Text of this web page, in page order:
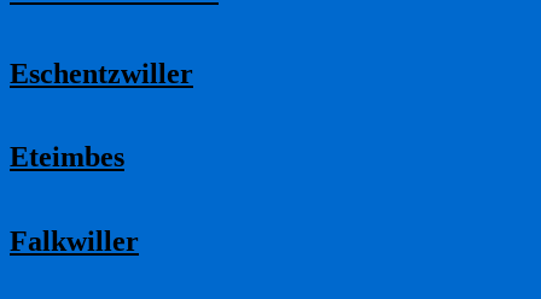
Eschentzwiller
Eteimbes
Falkwiller